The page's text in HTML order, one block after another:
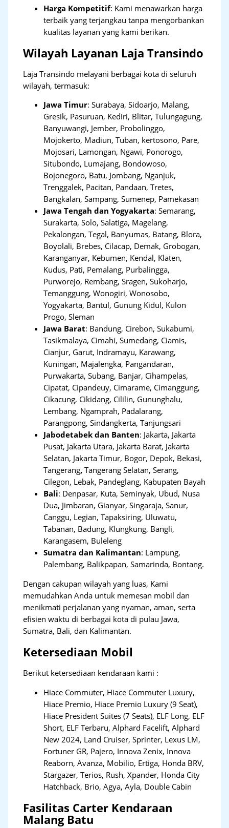
Harga Kompetitif: Kami menawarkan harga
terbaik yang terjangkau tanpa mengorbankan
kualitas layanan yang kami berikan.
Wilayah Layanan Laja Transindo
Laja Transindo melayani berbagai kota di seluruh
wilayah, termasuk:
Jawa Timur:Surabaya, Sidoarjo, Malang,
Gresik, Pasuruan, Kediri, Blitar, Tulungagung,
Banyuwangi, Jember, Probolinggo,
Mojokerto, Madiun, Tuban, kertosono, Pare,
Mojosari, Lamongan, Ngawi, Ponorogo,
Situbondo, Lumajang, Bondowoso,
Bojonegoro, Batu, Jombang, Nganjuk,
Trenggalek, Pacitan, Pandaan, Tretes,
Bangkalan, Sampang, Sumenep, Pamekasan
Jawa Tengah dan Yogyakarta:Semarang,
Surakarta, Solo, Salatiga, Magelang,
Pekalongan, Tegal, Banyumas, Batang, Blora,
Boyolali, Brebes, Cilacap, Demak, Grobogan,
Karanganyar, Kebumen, Kendal, Klaten,
Kudus, Pati, Pemalang, Purbalingga,
Purworejo, Rembang, Sragen, Sukoharjo,
Temanggung, Wonogiri, Wonosobo,
Yogyakarta, Bantul, Gunung Kidul, Kulon
Progo, Sleman
Jawa Barat: Bandung, Cirebon, Sukabumi,
Tasikmalaya, Cimahi, Sumedang, Ciamis,
Cianjur, Garut, Indramayu, Karawang,
Kuningan, Majalengka, Pangandaran,
Purwakarta, Subang, Banjar, Cihampelas,
Cipatat, Cipandeuy, Cimarame, Cimanggung,
Cikacung, Cikidang, Cililin, Gununghalu,
Lembang, Ngamprah, Padalarang,
Parangpong, Sindangkerta, Tanjungsari
Jabodetabek dan Banten: Jakarta, Jakarta
Pusat, Jakarta Utara, Jakarta Barat, Jakarta
Selatan, Jakarta Timur, Bogor, Depok, Bekasi,
Tangerang,Tangerang Selatan, Serang,
Cilegon, Lebak, Pandeglang, Kabupaten Bayah
Bali: Denpasar, Kuta, Seminyak, Ubud, Nusa
Dua, Jimbaran, Gianyar, Singaraja, Sanur,
Canggu, Legian, Tapaksiring, Uluwatu,
Tabanan, Badung, Klungkung, Bangli,
Karangasem, Buleleng
Sumatra dan Kalimantan: Lampung,
Palembang, Balikpapan, Samarinda, Bontang.
Dengan cakupan wilayah yang luas, Kami
memudahkan Anda untuk memesan mobil dan
menikmati perjalanan yang nyaman, aman, serta
efisien waktu di berbagai kota di pulau Jawa,
Sumatra, Bali, dan Kalimantan.
Ketersediaan Mobil
Berikut ketersediaan kendaraan kami :
Hiace Commuter, Hiace Commuter Luxury,
Hiace Premio, Hiace Premio Luxury (9 Seat),
Hiace President Suites (7 Seats), ELF Long, ELF
Short, ELF Terbaru, Alphard Facelift, Alphard
New 2024, Land Cruiser, Sprinter, Lexus LM,
Fortuner GR, Pajero, Innova Zenix, Innova
Reaborn, Avanza, Mobilio, Ertiga, Honda BRV,
Stargazer, Terios, Rush, Xpander, Honda City
Hatchback, Brio, Agya, Ayla, Double Cabin
Fasilitas Carter Kendaraan
Malang Batu